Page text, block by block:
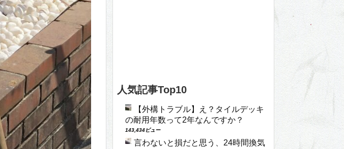
人気記事Top10
【外構トラブル】え？タイルデッキ
の耐用年数って2年なんですか？
143,434ビュー
言わないと損だと思う、24時間換気